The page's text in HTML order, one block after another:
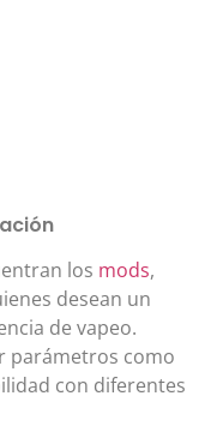
los mods,
desean un
de vapeo.
parámetros como
con diferentes